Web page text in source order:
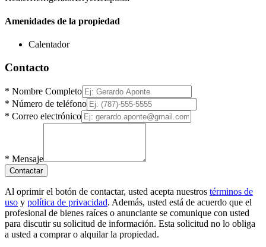
Amenidades de la propiedad
Calentador
Contacto
* Nombre Completo
* Número de teléfono
* Correo electrónico
* Mensaje
Contactar
Al oprimir el botón de contactar, usted acepta nuestros términos de
uso y política de privacidad. Además, usted está de acuerdo que el
profesional de bienes raíces o anunciante se comunique con usted
para discutir su solicitud de información. Esta solicitud no lo obliga
a usted a comprar o alquilar la propiedad.